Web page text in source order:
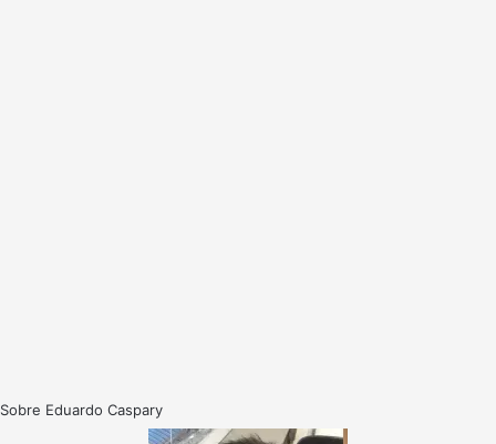
Sobre Eduardo Caspary